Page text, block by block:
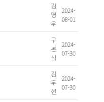
김
영
우
2024-
08-01
구
본
식
2024-
07-30
김
두
현
2024-
07-30